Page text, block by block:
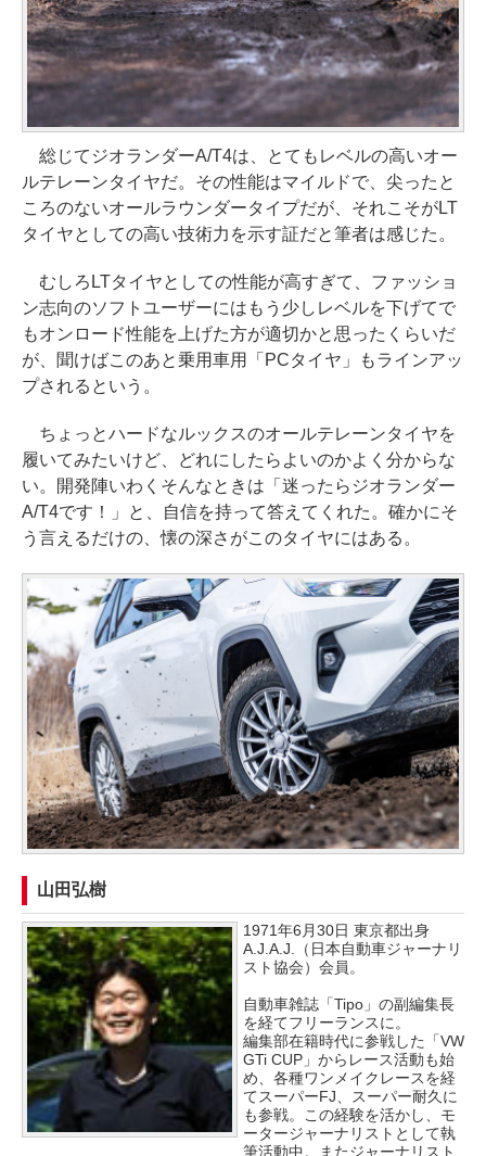
総じてジオランダーA/T4は、とてもレベルの高いオー
ルテレーンタイヤだ。その性能はマイルドで、尖ったと
ころのないオールラウンダータイプだが、それこそがLT
タイヤとしての高い技術力を示す証だと筆者は感じた。
むしろLTタイヤとしての性能が高すぎて、ファッショ
ン志向のソフトユーザーにはもう少しレベルを下げてで
もオンロード性能を上げた方が適切かと思ったくらいだ
が、聞けばこのあと乗用車用「PCタイヤ」もラインアッ
プされるという。
ちょっとハードなルックスのオールテレーンタイヤを
履いてみたいけど、どれにしたらよいのかよく分からな
い。開発陣いわくそんなときは「迷ったらジオランダー
A/T4です！」と、自信を持って答えてくれた。確かにそ
う言えるだけの、懐の深さがこのタイヤにはある。
山田弘樹
1971年6月30日 東京都出身
A.J.A.J.（日本自動車ジャーナリ
スト協会）会員。
自動車雑誌「Tipo」の副編集長
を経てフリーランスに。
編集部在籍時代に参戦した「VW
GTi CUP」からレース活動も始
め、各種ワンメイクレースを経
てスーパーFJ、スーパー耐久に
も参戦。この経験を活かし、モ
ータージャーナリストとして執
筆活動中。またジャーナリスト